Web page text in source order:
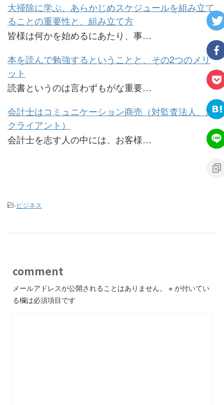
大掃除に学ぶ、あらかじめスケジュールを組み立て
ることの重要性と、組み立て方
皆様は何かを始めるにあたり、事…
本を読んで勉強するということと、その2つのメリ
ット
読書というのは言わずもがな重要…
会計士はコミュニケーション商売（対監査法人、対
クライアント）
会計士を志す人の中には、お客様…
-ビジネス
comment
メールアドレスが公開されることはありません。 ※ が付いてい
る欄は必須項目です